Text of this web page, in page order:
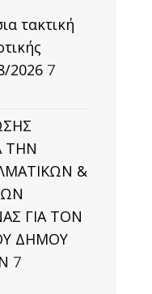
τακτική
2026 7
ΤΗΝ
&
ΓΙΑ ΤΟΝ
ΔΗΜΟΥ
7